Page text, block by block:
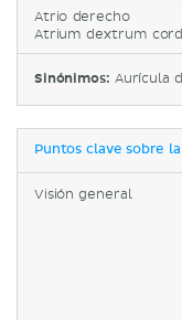
Atrio derecho
Atrium dextrum
Sinónimos: Aurícula
Puntos clave sobre
Visión general